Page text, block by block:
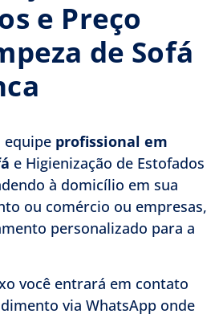
e Preço
de Sofá
equipe profissional em
e Higienização de Estofados
à domicílio em sua
ou comércio ou empresas,
personalizado para a
você entrará em contato
via WhatsApp onde